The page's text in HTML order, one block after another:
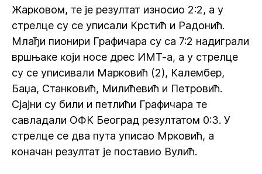
Жарковом, те је резултат износио 2:2, а у
стрелце су се уписали Крстић и Радонић.
Млађи пионири Графичара су са 7:2 надиграли
вршњаке који носе дрес ИМТ-а, а у стрелце
су се уписивали Марковић (2), Калембер,
Баџа, Станковић, Милићевић и Петровић.
Сјајни су били и петлићи Графичара те
савладали ОФК Београд резултатом 0:3. У
стрелце се два пута уписао Мрковић, а
коначан резултат је поставио Вулић.